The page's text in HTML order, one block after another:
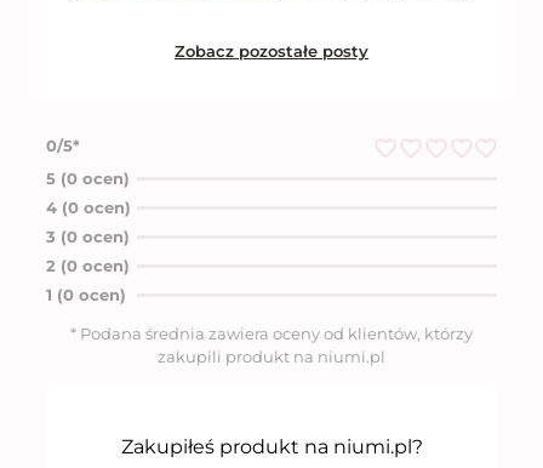
Zobacz pozostałe posty
0/5*
5
n
5 (0 ocen)
4 (0 ocen)
3 (0 ocen)
2 (0 ocen)
1 (0 ocen)
* Podana średnia zawiera oceny od klientów, którzy
zakupili produkt na niumi.pl
Zakupiłeś produkt na niumi.pl?